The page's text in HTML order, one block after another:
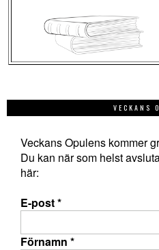
VECKANS
Veckans Opulens kommer
Du kan när som helst
här:
E-post*
Förnamn *